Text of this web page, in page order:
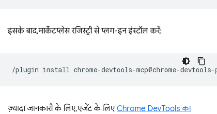
इसके बाद, मार्केटप्लेस रजिस्ट्री से प्लग-इन इंस्टॉल करें:
/plugin install
ज़्यादा जानकारी के लिए, एजेंट के लिएChrome DevTools का